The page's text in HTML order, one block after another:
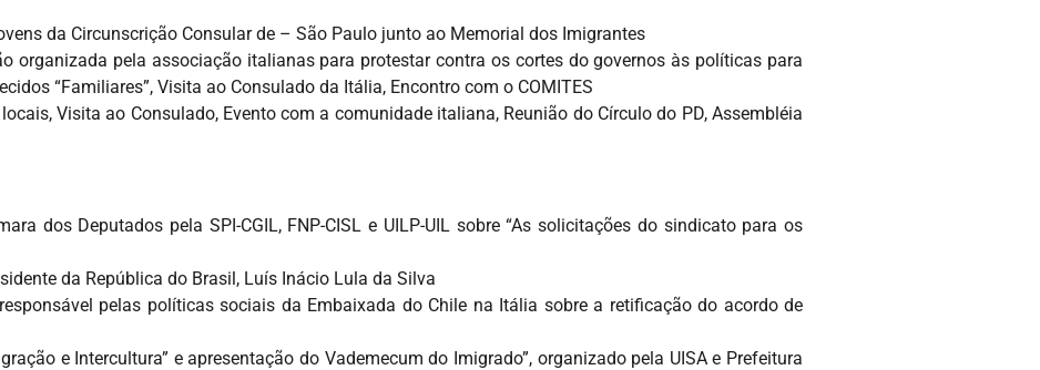
da Circunscrição Consular de – São Paulo junto ao Memorial dos Imigrantes
organizada pela associação italianas para protestar contra os cortes do governos às políticas para
“Familiares”, Visita ao Consulado da Itália, Encontro com o COMITES
Visita ao Consulado, Evento com a comunidade italiana, Reunião do Círculo do PD, Assembléia
dos Deputados pela SPI-CGIL, FNP-CISL e UILP-UIL sobre “As solicitações do sindicato para os
da República do Brasil, Luís Inácio Lula da Silva
pelas políticas sociais da Embaixada do Chile na Itália sobre a retificação do acordo de
e Intercultura” e apresentação do Vademecum do Imigrado”, organizado pela UISA e Prefeitura